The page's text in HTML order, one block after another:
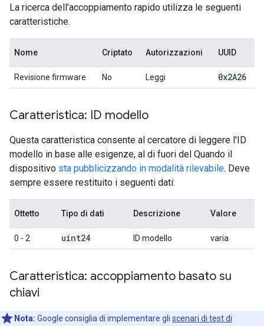
La ricerca dell'accoppiamento rapido utilizza le seguenti
caratteristiche.
Nome Criptato Autorizzazioni UUID
Revisione firmware No Leggi 0x2A26
Caratteristica: ID modello
Questa caratteristica consente al cercatore di leggere l'ID
modello in base alle esigenze, al di fuori del Quando il
dispositivo sta pubblicizzando in modalità rilevabile. Deve
sempre essere restituito i seguenti dati:
Ottetto Tipo di dati Descrizione Valore
0 - 2 uint24 ID modello varia
Caratteristica: accoppiamento basato su
chiavi
Nota: Google consiglia di implementare gli scenari di test di